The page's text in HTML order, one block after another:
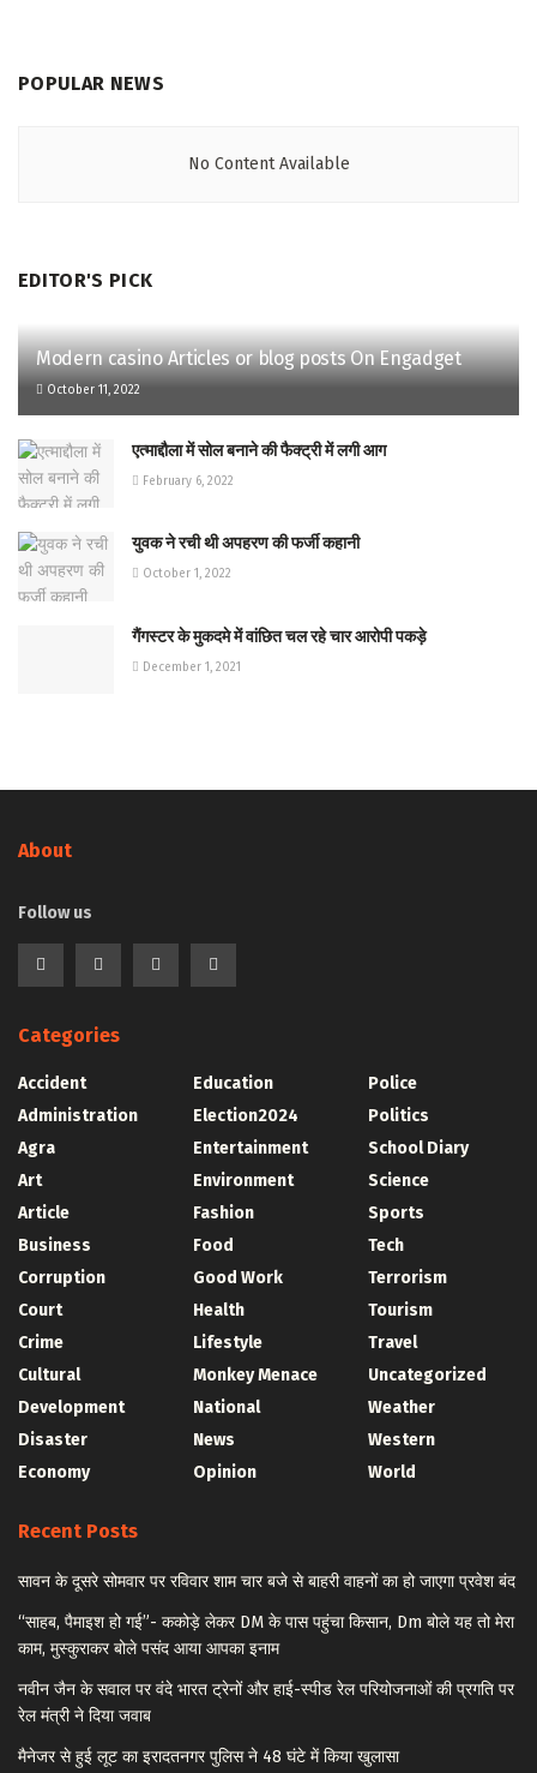
POPULAR NEWS
No Content Available
EDITOR'S PICK
Modern casino Articles or blog posts On Engadget
October 11, 2022
एत्माद्दौला में सोल बनाने की फैक्ट्री में लगी आग
February 6, 2022
युवक ने रची थी अपहरण की फर्जी कहानी
October 1, 2022
गैंगस्टर के मुकदमे में वांछित चल रहे चार आरोपी पकड़े
December 1, 2021
About
Follow us
Categories
Accident
Administration
Agra
Art
Article
Business
Corruption
Court
Crime
Cultural
Development
Disaster
Economy
Education
Election2024
Entertainment
Environment
Fashion
Food
Good Work
Health
Lifestyle
Monkey Menace
National
News
Opinion
Police
Politics
School Diary
Science
Sports
Tech
Terrorism
Tourism
Travel
Uncategorized
Weather
Western
World
Recent Posts
सावन के दूसरे सोमवार पर रविवार शाम चार बजे से बाहरी वाहनों का हो जाएगा प्रवेश बंद
“साहब, पैमाइश हो गई”- ककोड़े लेकर DM के पास पहुंचा किसान, Dm बोले यह तो मेरा
काम, मुस्कुराकर बोले पसंद आया आपका इनाम
नवीन जैन के सवाल पर वंदे भारत ट्रेनों और हाई-स्पीड रेल परियोजनाओं की प्रगति पर
रेल मंत्री ने दिया जवाब
मैनेजर से हुई लूट का इरादतनगर पुलिस ने 48 घंटे में किया खुलासा